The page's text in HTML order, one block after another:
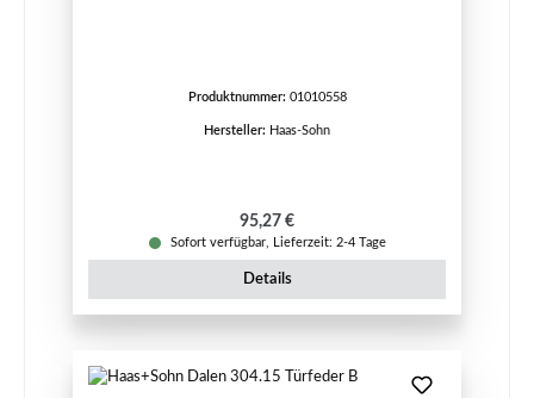
Produktnummer: 01010558
Hersteller: Haas-Sohn
Regulärer Preis:
95,27 €
Sofort verfügbar, Lieferzeit: 2-4 Tage
Details